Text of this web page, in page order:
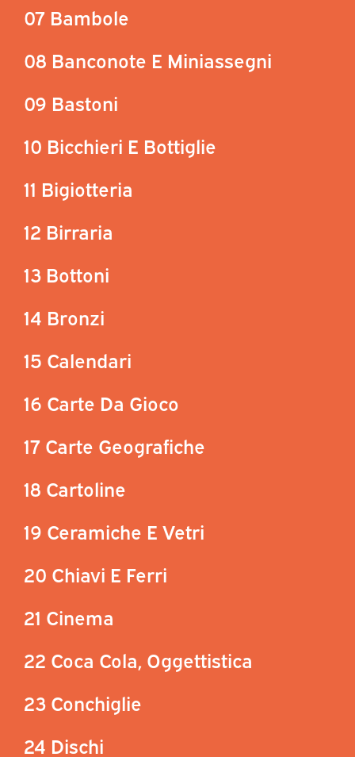
07 Bambole
08 Banconote E Miniassegni
09 Bastoni
10 Bicchieri E Bottiglie
11 Bigiotteria
12 Birraria
13 Bottoni
14 Bronzi
15 Calendari
16 Carte Da Gioco
17 Carte Geografiche
18 Cartoline
19 Ceramiche E Vetri
20 Chiavi E Ferri
21 Cinema
22 Coca Cola, Oggettistica
23 Conchiglie
24 Dischi